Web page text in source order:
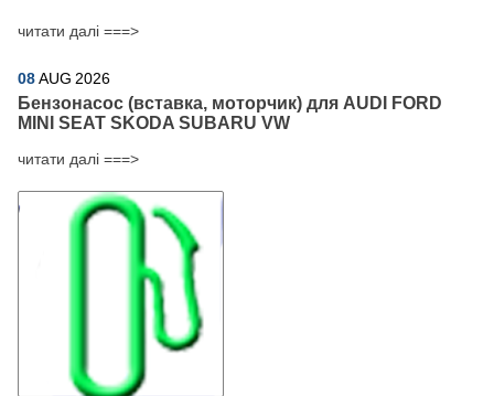
читати далі ===>
08AUG 2026
Бензонасос (вставка, моторчик) для AUDI FORD
MINI SEAT SKODA SUBARU VW
читати далі ===>